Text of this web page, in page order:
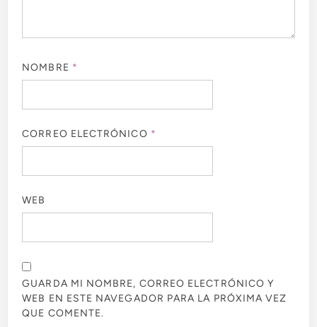
NOMBRE *
CORREO ELECTRÓNICO *
WEB
GUARDA MI NOMBRE, CORREO ELECTRÓNICO Y
WEB EN ESTE NAVEGADOR PARA LA PRÓXIMA VEZ
QUE COMENTE.